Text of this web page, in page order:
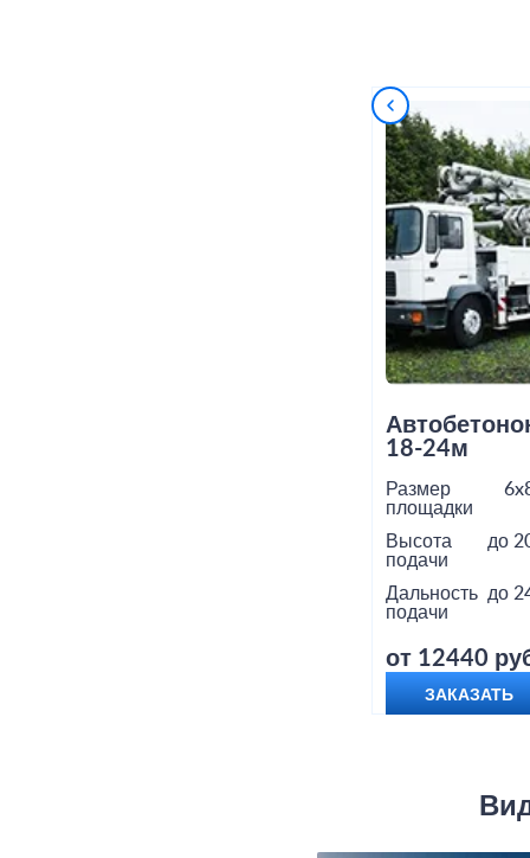
18-24м
Размер
площадки
Высота
подачи
до
Дальность
подачи
до
от 12440
ЗАКАЗАТЬ